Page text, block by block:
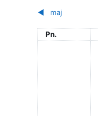
◀︎ maj
Poniedziałek
Pn.